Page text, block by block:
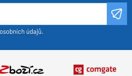
údajů.